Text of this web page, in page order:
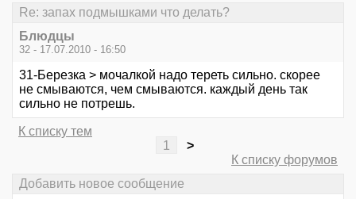
Re: запах подмышками что делать?
Блюдцы
32 - 17.07.2010 - 16:50
31-Березка > мочалкой надо тереть сильно. скорее
не смываются, чем смываются. каждый день так
сильно не потрешь.
К списку тем
1
>
К списку форумов
Добавить новое сообщение